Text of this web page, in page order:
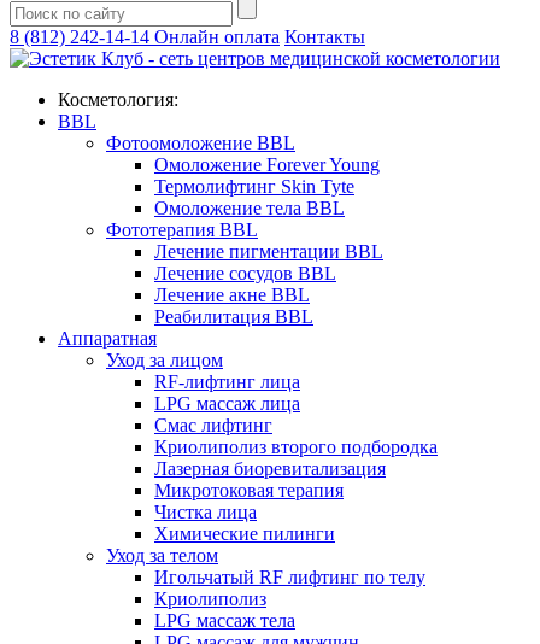
8 (812) 242-14-14 Онлайн оплата Контакты
Косметология:
BBL
Фотоомоложение BBL
Омоложение Forever Young
Термолифтинг Skin Tyte
Омоложение тела BBL
Фототерапия BBL
Лечение пигментации BBL
Лечение сосудов BBL
Лечение акне BBL
Реабилитация BBL
Аппаратная
Уход за лицом
RF-лифтинг лица
LPG массаж лица
Смас лифтинг
Криолиполиз второго подбородка
Лазерная биоревитализация
Микротоковая терапия
Чистка лица
Химические пилинги
Уход за телом
Игольчатый RF лифтинг по телу
Криолиполиз
LPG массаж тела